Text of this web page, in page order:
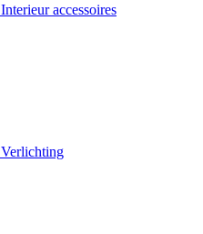
Interieur accessoires
Verlichting